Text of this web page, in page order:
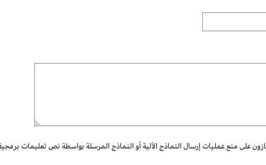
على منع عمليات إرسال النماذج الآلية أو النماذج المرسلة بواسطة نص تعليمات